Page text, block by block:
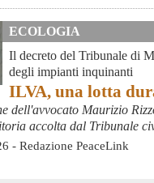
ECOLOGIA
Il decreto del Tribunale di
degli impianti inquinanti
ILVA, una lotta
dell'avvocato Maurizio
accolta dal Tribunale
- Redazione PeaceLink